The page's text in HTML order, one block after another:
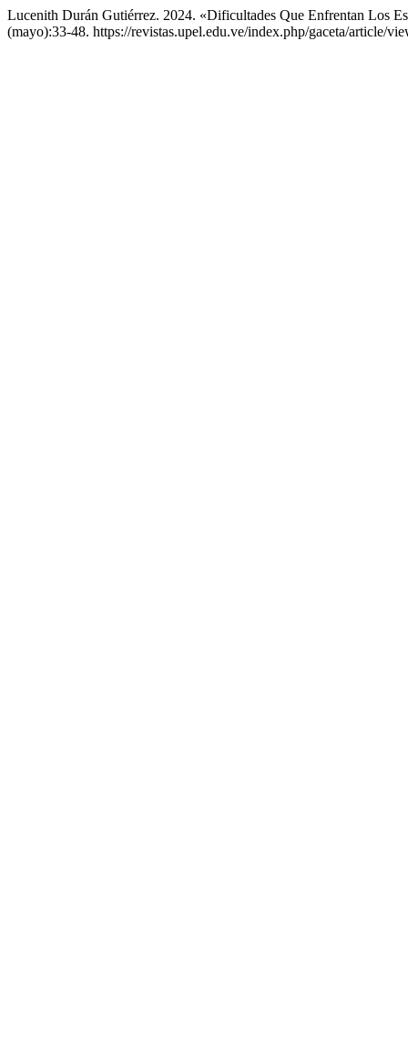
Lucenith Durán Gutiérrez. 2024. «Dificultades Que Enfrentan Los
(mayo):33-48. https://revistas.upel.edu.ve/index.php/gaceta/article/